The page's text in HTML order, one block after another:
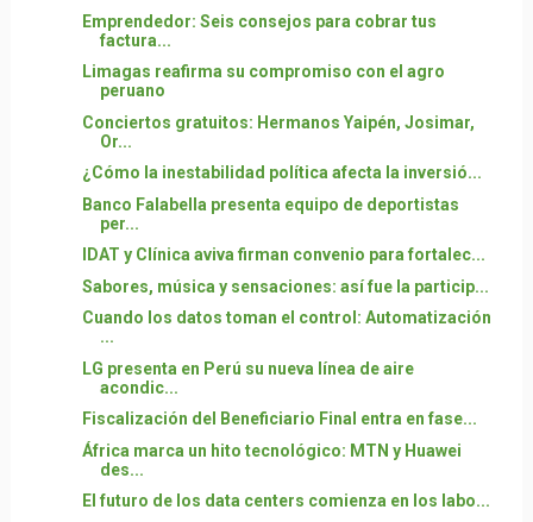
Emprendedor: Seis consejos para cobrar tus
factura...
Limagas reafirma su compromiso con el agro
peruano
Conciertos gratuitos: Hermanos Yaipén, Josimar,
Or...
¿Cómo la inestabilidad política afecta la inversió...
Banco Falabella presenta equipo de deportistas
per...
IDAT y Clínica aviva firman convenio para fortalec...
Sabores, música y sensaciones: así fue la particip...
Cuando los datos toman el control: Automatización
...
LG presenta en Perú su nueva línea de aire
acondic...
Fiscalización del Beneficiario Final entra en fase...
África marca un hito tecnológico: MTN y Huawei
des...
El futuro de los data centers comienza en los labo...